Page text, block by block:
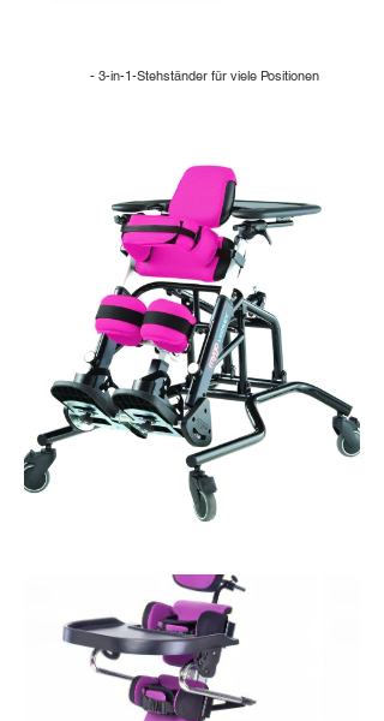
- 3-in-1-Stehständer für viele Positionen